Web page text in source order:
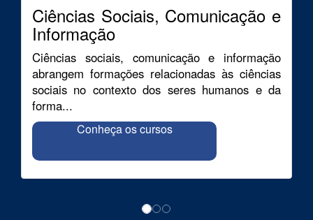
Ciências Sociais, Comunicação e
Informação
Ciências sociais, comunicação e informação
abrangem formações relacionadas às ciências
sociais no contexto dos seres humanos e da
forma...
Conheça os cursos